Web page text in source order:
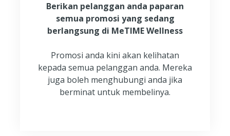
Berikan pelanggan anda paparan
semua promosi yang sedang
berlangsung di MeTIME Wellness
Promosi anda kini akan kelihatan
kepada semua pelanggan anda. Mereka
juga boleh menghubungi anda jika
berminat untuk membelinya.